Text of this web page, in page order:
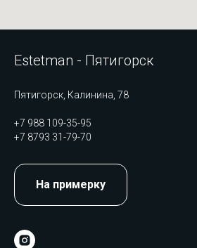
Estetman - Пятигорск
Пятигорск, Калинина, 78
+7 988 109-35-95
+7 8793 31-79-70
На примерку